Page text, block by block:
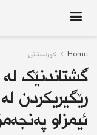
Home کوردستانى
گشتاندنێک لە
رێگیریکردن
ئیمزاو